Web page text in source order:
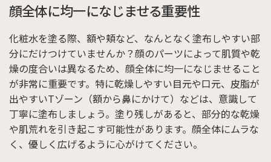
顔全体に均一になじませる重要性
化粧水を塗る際、額や頬など、なんとなく塗布しやすい部
分にだけつけていませんか？顔のパーツによって肌質や乾
燥の度合いは異なるため、顔全体に均一になじませること
が非常に重要です。特に乾燥しやすい目元や口元、皮脂が
出やすいTゾーン（額から鼻にかけて）などは、意識して
丁寧に塗布しましょう。塗り残しがあると、部分的な乾燥
や肌荒れを引き起こす可能性があります。顔全体にムラな
く、優しく広げるように心がけてください。